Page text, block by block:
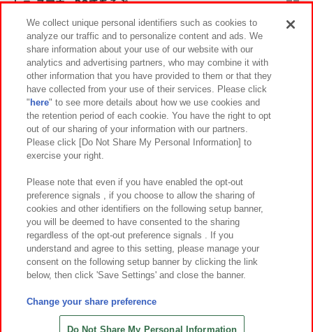
スマホ・PCであそぶ
イベント・キャンペーン
関連会社 サステナビリティ サイトポリシー
プライバシーポリシー ウェブアクセシビリティ方針と検証結果
お取引先さまとともに
カスタマーハラスメント対応方針 よくあるご質問・お問い合わせ
©Bandai Namco Amusement Inc.
©Bandai Namco Amusement Lab Inc.
©HANAYASHIKI Co., Ltd. All Rights Reserved.
We collect unique personal identifiers such as cookies to
analyze our traffic and to personalize content and ads. We
share information about your use of our website with our
analytics and advertising partners, who may combine it with
other information that you have provided to them or that they
have collected from your use of their services. Please click
" here" to see more details about how we use cookies and
the retention period of each cookie. You have the right to opt
out of our sharing of your information with our partners.
Please click [Do Not Share My Personal Information] to
exercise your right.
Please note that even if you have enabled the opt-out
preference signals , if you choose to allow the sharing of
cookies and other identifiers on the following setup banner,
you will be deemed to have consented to the sharing
regardless of the opt-out preference signals . If you
understand and agree to this setting, please manage your
consent on the following setup banner by clicking the link
below, then click 'Save Settings' and close the banner.
Change your share preference
Do Not Share My Personal Information